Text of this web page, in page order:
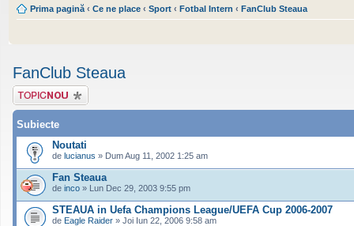
Prima pagină ‹ Ce ne place ‹ Sport ‹ Fotbal Intern ‹ FanClub Steaua
FanClub Steaua
Scrie un subiect
nou
Subiecte
Noutati
de lucianus » Dum Aug 11, 2002 1:25 am
Fan Steaua
de inco » Lun Dec 29, 2003 9:55 pm
STEAUA in Uefa Champions League/UEFA Cup 2006-2007
de Eagle Raider » Joi Iun 22, 2006 9:58 am